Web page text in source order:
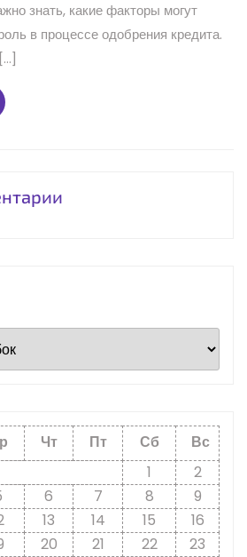
знать, какие факторы могут
в процессе одобрения кредита.
Чт Пт Сб
Вс
1
2
6 7 8
9
13 14 15
16
20 21 22
23